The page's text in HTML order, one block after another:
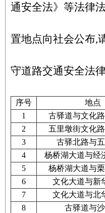
通安全法》等法律
置地点向社会公布,
守道路交通安全法律
序号 地点
1
古驿道与文化
2
五里墩街文化
3
古驿北路与
4
杨桥湖大道与经
5
杨桥湖大道与
6
文化大道与新
7
文化大道与北
8
古驿道与